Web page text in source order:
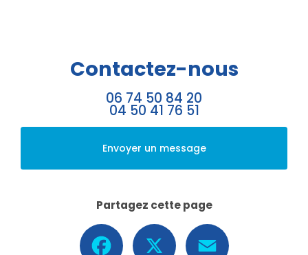
Contactez-nous
06 74 50 84 20
04 50 41 76 51
Envoyer un message
Partagez cette page
Facebook